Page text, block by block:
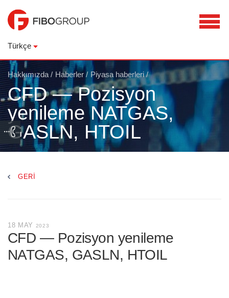
Türkçe
Hakkımızda / Haberler / Piyasa haberleri/
CFD — Pozisyon
yenileme NATGAS,
GASLN, HTOIL
GERI
18 MAY 2023
CFD — Pozisyon yenileme
NATGAS, GASLN, HTOIL